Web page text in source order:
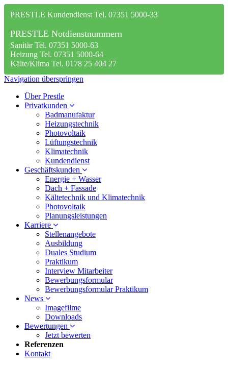
PRESTLE Kundendienst Tel. 07351 5000-33
PRESTLE Notdienstnummern
Sanitär Tel. 07351 5000-63
Heizung Tel. 07351 5000-64
Kälte/Klima Tel. 0178 25 404 27
Navigation überspringen
Über Prestle
Privatkunden
Badmanufaktur
Heizungstechnik
Photovoltaik
Lüftungstechnik
Klimatechnik
Kundendienst
Geschäftskunden
Energie + Wasser
Dach + Fassade
Kältetechnik und Klimatechnik
Photovoltaik
Planungsleistungen
Karriere
Stellenangebote
Ausbildung
Duales Studium
Praktikum
Interview Mitarbeiter
Bewerbungsformular
Bewerbungsformular Praktikum
News
Imagefilme
Downloads
Bewertungen
Jetzt bewerten
Referenzen
Kontakt